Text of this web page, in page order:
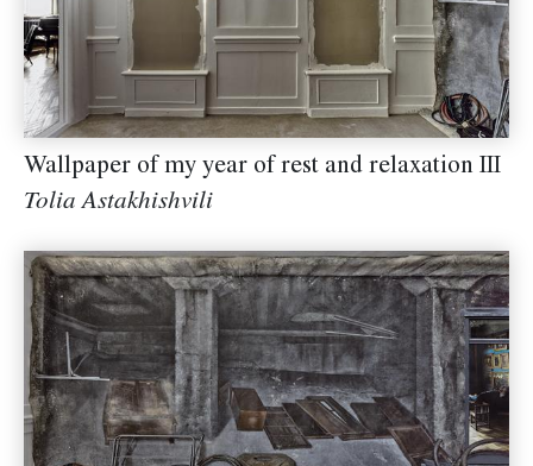
Wallpaper of my year of rest and relaxation III
Tolia Astakhishvili